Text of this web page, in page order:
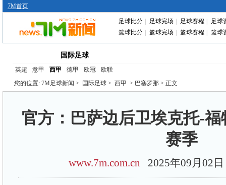
7M首页
足球比分 足球完场 足球赛程
足球
篮球比分
篮球完场 篮球赛程 篮球
国际足球
英超 意甲 西甲 德甲 欧冠
欧联
您的位置: 7M足球新闻 > 国际足球 > 西甲 > 巴塞罗那 > 正文
官方：巴萨边后卫埃克托-
赛季
www.7m.com.cn 2025年09月02